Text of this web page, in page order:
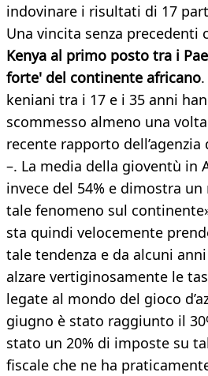
indovinare i risultati di 17
Una vincita senza precedenti
Kenya al primo posto tra i
forte' del continente africano
keniani tra i 17 e i 35 anni
scommesso almeno una
recente rapporto
–. La media della gioventù in
invece del 54% e dimostra
tale fenomeno sul
sta quindi velocemente
tale tendenza e da alcuni
alzare vertiginosamente le
legate al mondo del gioco
giugno è stato raggiunto il
stato un 20% di imposte su
fiscale che ne ha